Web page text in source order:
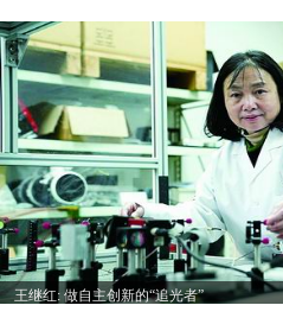
王继红: 做自主创新的“追光者”